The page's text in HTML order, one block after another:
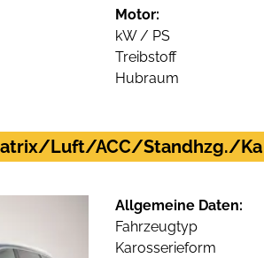
Motor:
kW / PS
Treibstoff
Hubraum
Luft/ACC/Standhzg./Ka
Allgemeine Daten:
Fahrzeugtyp
Karosserieform